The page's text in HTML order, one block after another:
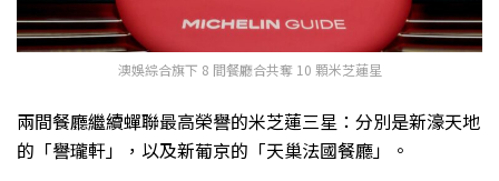
澳娛綜合旗下 8 間餐廳合共奪 10 顆米芝蓮星
兩間餐廳繼續蟬聯最高榮譽的米芝蓮三星：分別是新濠天地
的「譽瓏軒」，以及新葡京的「天巢法國餐廳」。